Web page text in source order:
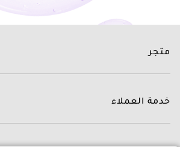
متجر
العناية بالشعر
خدمة العملاء